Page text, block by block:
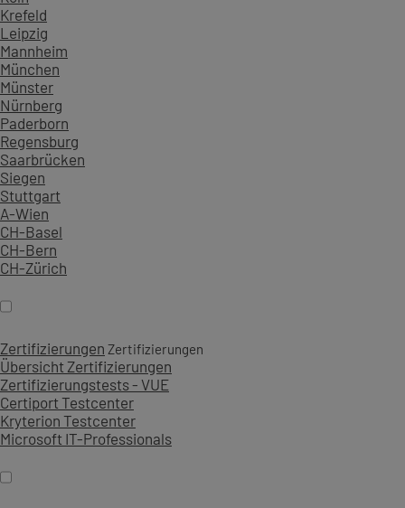
Krefeld
Leipzig
Mannheim
München
Münster
Nürnberg
Paderborn
Regensburg
Saarbrücken
Siegen
Stuttgart
A-Wien
CH-Basel
CH-Bern
CH-Zürich
Zertifizierungen Zertifizierungen
Übersicht Zertifizierungen
Zertifizierungstests - VUE
Certiport Testcenter
Kryterion Testcenter
Microsoft IT-Professionals